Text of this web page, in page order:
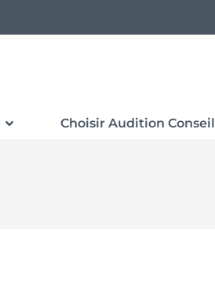
Choisir Audition Conseil